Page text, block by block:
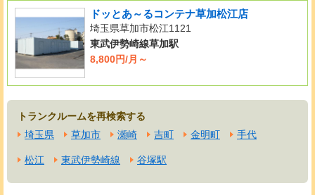
ドッとあ～るコンテナ草加松江店
埼玉県草加市松江1121
東武伊勢崎線草加駅
8,800円/月～
トランクルームを再検索する
埼玉県
草加市 瀬崎 吉町 金明町 手代
松江 東武伊勢崎線 谷塚駅